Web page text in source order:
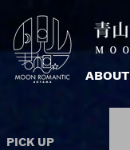
ABOUT
PICK UP